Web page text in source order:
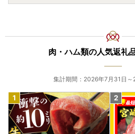
肉・ハム類の人気返礼
集計期間：2026年7月31日～